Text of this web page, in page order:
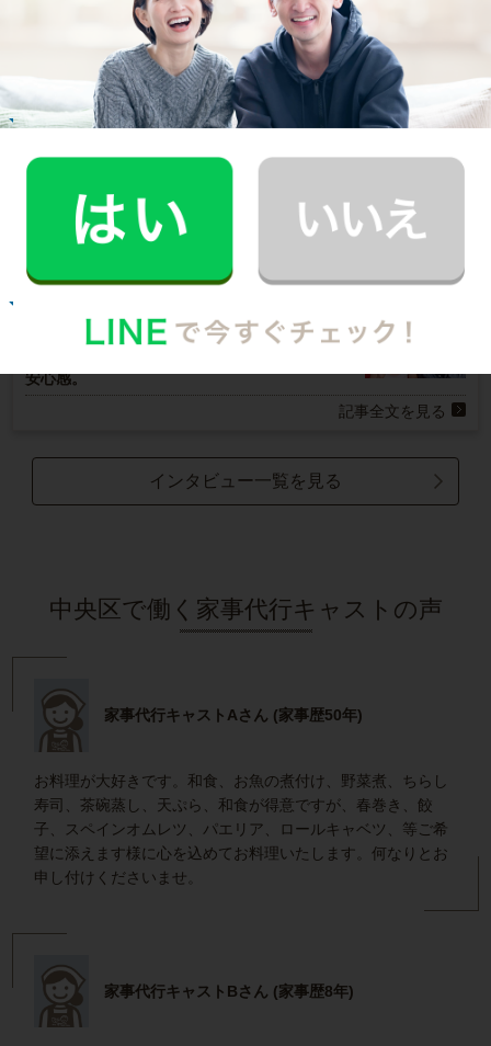
ご利用者インタビュー
Customer Interview
お掃除
E.O.さん
いたんです！
記事全文を見る
お掃除
M.T.さん
30代 共働き 子育て中
安心感。
記事全文を見る
インタビュー一覧を見る
中央区で働く家事代行キャストの声
家事代行キャストAさん (家事歴50年)
お料理が大好きです。和食、お魚の煮付け、野菜煮、ちらし
寿司、茶碗蒸し、天ぷら、和食が得意ですが、春巻き、餃
子、スペインオムレツ、パエリア、ロールキャベツ、等ご希
望に添えます様に心を込めてお料理いたします。何なりとお
申し付けくださいませ。
家事代行キャストBさん (家事歴8年)